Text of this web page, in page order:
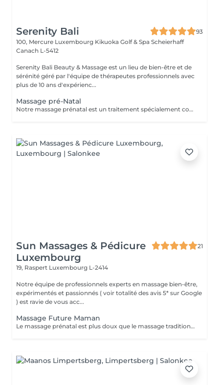
Serenity Bali
93
100, Mercure Luxembourg Kikuoka Golf & Spa Scheierhaff
Canach L-5412
Serenity Bali Beauty & Massage est un lieu de bien-être et de
sérénité géré par l'équipe de thérapeutes professionnels avec
plus de 10 ans d'expérienc...
Massage pré-Natal
Notre massage prénatal est un traitement spécialement conçu pour toutes les étapes de la grossesse après le premier trimestre. Il comprend un massage complet du corps et un massage relaxant du visage. Des coussins de soutien à la grossesse sont utilisés partout pour assurer un confort total
Sun Massages & Pédicure
Luxembourg
21
19, Raspert Luxembourg L-2414
Notre équipe de professionnels experts en massage bien-être,
expérimentés et passionnés ( voir totalité des avis 5* sur Google
) est ravie de vous acc...
Massage Future Maman
Le massage prénatal est plus doux que le massage traditionnel mais saura néanmoins apporter réconfort aux muscles tendus, aux crampes associées au poids supplémentaire et aux changements physiques lors de la grossesse, ainsi que lutter contre le problème de circulation souvent responsable de jambes lourdes. Il pourra servir en tant que support émotif à la femme enceinte et se répercuter de façon bénéfique pour le bébé. Aussi, il procurera une réduction du stress et enseignera à la future maman l'art de la relaxation et de développement de sa capacité respiratoire, clés importantes pour l'accouchement. Pour son plus grand confort et un parfait lâcher-prise, nous utilisons un coussin morphologique breveté qui s'adapte aux formes de la future maman.